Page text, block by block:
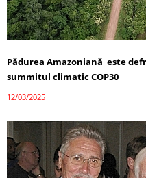
Pădurea Amazoniană este
summitul climatic COP30
12/03/2025